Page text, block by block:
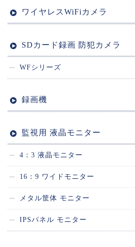
ワイヤレスWiFiカメラ
SDカード録画 防犯カメラ
WFシリーズ
録画機
監視用 液晶モニター
4：3 液晶モニター
16：9 ワイドモニター
メタル筐体 モニター
IPSパネル モニター